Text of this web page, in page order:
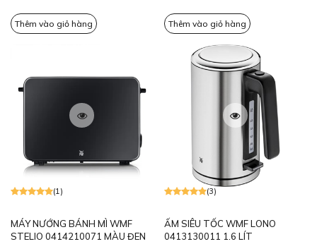
Thêm vào giỏ hàng Thêm vào giỏ hàng
(1)
MÁY NƯỚNG BÁNH MÌ WMF
STELIO 0414210071 MÀU ĐEN
(3)
ẤM SIÊU TỐC WMF LONO
0413130011 1.6 LÍT